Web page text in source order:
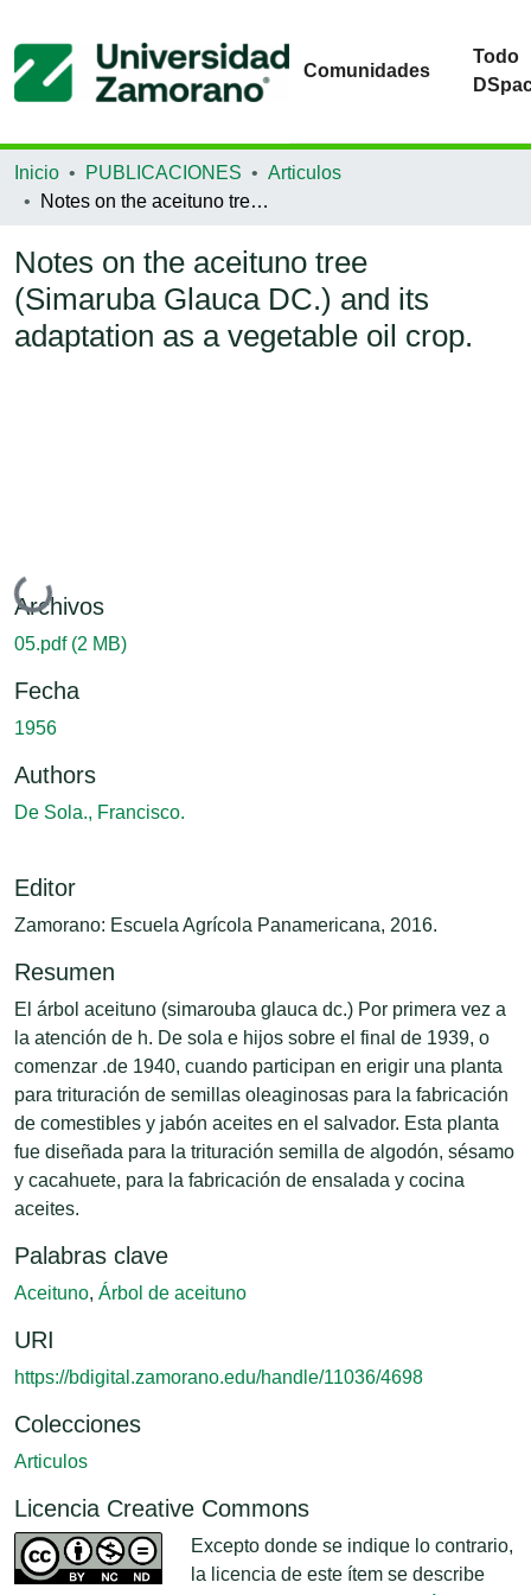
Comunidades
Todo
Inicio PUBLICACIONES
Articulos
Notes on the aceituno tree (Simaruba Glauca DC.) and its adaptation as a vegetable oil crop.
Notes on the aceituno tree
(Simaruba Glauca DC.) and its
adaptation as a vegetable oil crop.
Cargando...
Archivos
05.pdf (2 MB)
Fecha
1956
Authors
De Sola., Francisco.
Editor
Zamorano: Escuela Agrícola Panamericana, 2016.
Resumen
El árbol aceituno (simarouba glauca dc.) Por primera vez a
la atención de h. De sola e hijos sobre el final de 1939, o
comenzar .de 1940, cuando participan en erigir una planta
para trituración de semillas oleaginosas para la fabricación
de comestibles y jabón aceites en el salvador. Esta planta
fue diseñada para la trituración semilla de algodón, sésamo
y cacahuete, para la fabricación de ensalada y cocina
aceites.
Palabras clave
Aceituno, Árbol de aceituno
URI
https://bdigital.zamorano.edu/handle/11036/4698
Colecciones
Articulos
Licencia Creative Commons
Excepto donde se indique lo contrario,
la licencia de este ítem se describe